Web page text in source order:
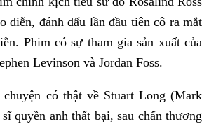
diễn, đánh dấu lần đầu tiên cô ra mắt
Phim có sự tham gia sản xuất của
Levinson và Jordan Foss.
có thật về Stuart Long (Mark
quyền anh thất bại, sau chấn thương